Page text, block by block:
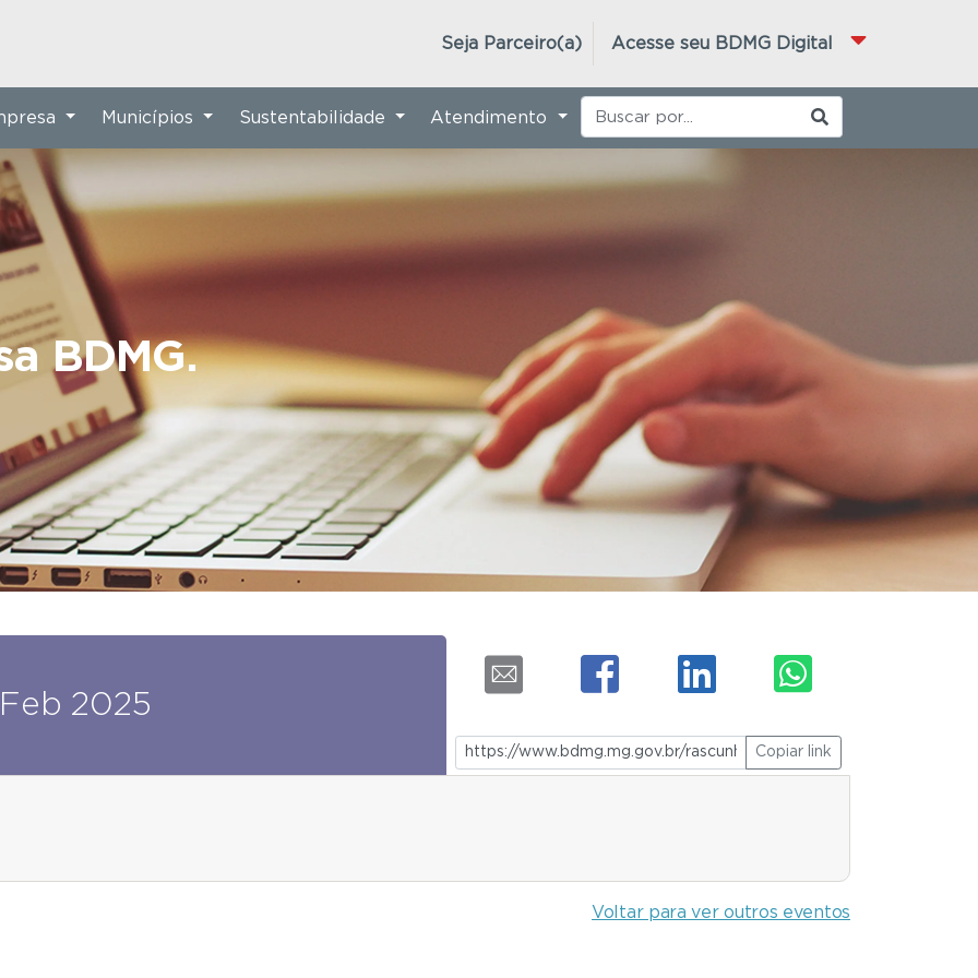
Acesse seu BDMG Digital
Seja Parceiro(a)
BDMG.
Municípios Sustentabilidade Atendimento
Feb 2025
Copiar link
Voltar para ver outros eventos